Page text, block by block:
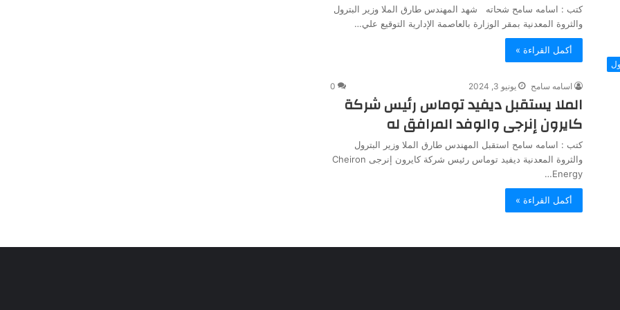
كتب : اسامه سامح شحاته شهد المهندس طارق الملا وزير البترول
والثروة المعدنية بمقر الوزارة بالعاصمة الإدارية التوقيع علي…
أكمل القراءة »
اسامه سامح يونيو 3, 2024 0
الملا يستقبل ديفيد توماس رئيس شركة
كايرون إنرجى والوفد المرافق له
كتب : اسامه سامح استقبل المهندس طارق الملا وزير البترول
والثروة المعدنية ديفيد توماس رئيس شركة كايرون إنرجى Cheiron
Energy…
أكمل القراءة »